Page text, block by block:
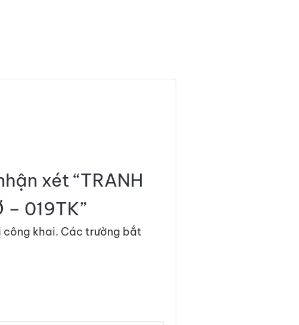
xét “TRANH
– 019TK”
công khai. Các trường bắt